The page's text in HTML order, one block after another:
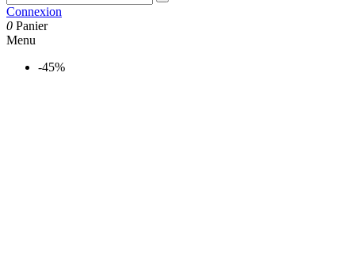
Connexion
0 Panier
Menu
-45%